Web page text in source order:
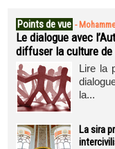
Points de vue -
Le dialogue avec
diffuser la culture de
Lire la
la...
La sira